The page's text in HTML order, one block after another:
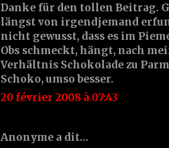
Danke für den tollen Beitrag.
längst von irgendjemand
nicht gewusst, dass es im
Obs schmeckt, hängt, nach
Verhältnis Schokolade zu
Schoko, umso besser.
20 février 2008 à 07:43
Anonyme a dit…